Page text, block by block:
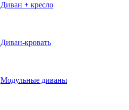
Диван + кресло
Диван-кровать
Модульные диваны